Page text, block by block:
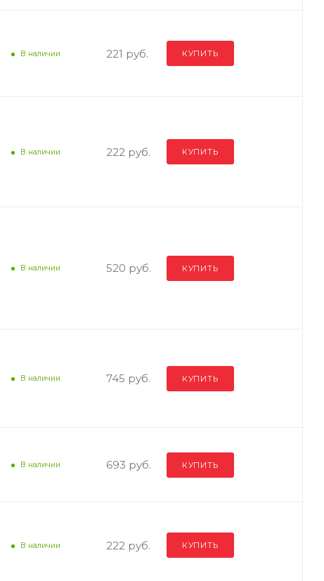
В наличии 221 руб. КУПИТЬ
В наличии 222 руб. КУПИТЬ
В наличии 520 руб. КУПИТЬ
В наличии 745 руб. КУПИТЬ
В наличии 693 руб. КУПИТЬ
В наличии 222 руб. КУПИТЬ